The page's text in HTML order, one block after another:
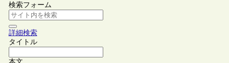
検索フォーム
詳細検索
タイトル